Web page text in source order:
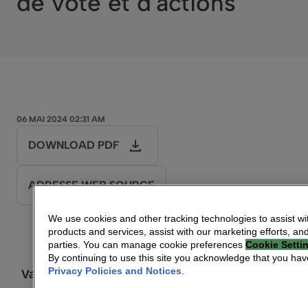
06 MAI 2024 02:31 AM
DOWNLOAD PDF
ADRESSE WEB SOURCE
Le 6 mai 2024
Vantiva : Information relative au nombre total
We use cookies and other tracking technologies to assist
products and services, assist with our marketing efforts,
parties. You can manage cookie preferences Cookie
By continuing to use this site you acknowledge that you
Privacy Policies and Notices